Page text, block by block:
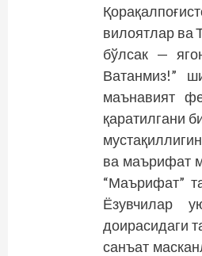
вилоятлар ва
бўлсак —
Ватанмиз!”
маънавият
қаратилгани
ва маърифат
“Маърифат”
Ёзувчилар
доирасидаги
санъат